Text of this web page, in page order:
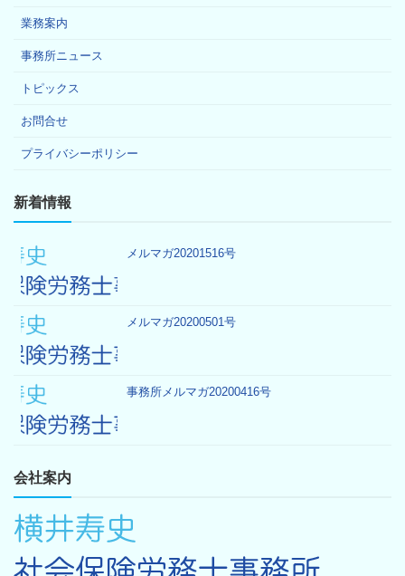
業務案内
事務所ニュース
トピックス
お問合せ
プライバシーポリシー
新着情報
メルマガ20201516号
メルマガ20200501号
事務所メルマガ20200416号
会社案内